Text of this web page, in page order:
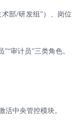
术部/研发组”）、岗位
审计员”三类角色。
活中央管控模块。